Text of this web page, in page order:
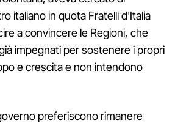
italiano in quota Fratelli d'Italia
a convincere le Regioni, che
impegnati per sostenere i propri
e crescita e non intendono
preferiscono rimanere